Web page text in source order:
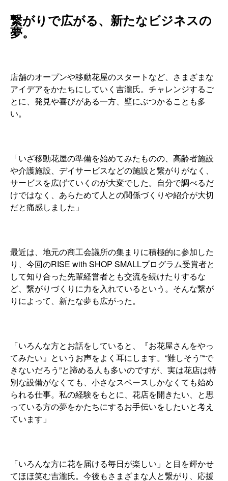
繋がりで広がる、新たなビジネスの
夢。
店舗のオープンや移動花屋のスタートなど、さまざまな
アイデアをかたちにしていく吉瀧氏。チャレンジするご
とに、発見や喜びがある一方、壁にぶつかることも多
い。
「いざ移動花屋の準備を始めてみたものの、高齢者施設
や介護施設、デイサービスなどの施設と繋がりがなく、
サービスを広げていくのが大変でした。自分で調べるだ
けではなく、あらためて人との関係づくりや紹介が大切
だと痛感しました」
最近は、地元の商工会議所の集まりに積極的に参加した
り、今回のRISE with SHOP SMALLプログラム受賞者と
して知り合った先輩経営者とも交流を続けたりするな
ど、繋がりづくりに力を入れているという。そんな繋が
りによって、新たな夢も広がった。
「いろんな方とお話をしていると、『お花屋さんをやっ
てみたい』というお声をよく耳にします。“難しそう”“で
きないだろう”と諦める人も多いのですが、実は花店は特
別な設備がなくても、小さなスペースしかなくても始め
られる仕事。私の経験をもとに、花店を開きたい、と思
っている方の夢をかたちにするお手伝いをしたいと考え
ています」
「いろんな方に花を届ける毎日が楽しい」と目を輝かせ
てほほ笑む吉瀧氏。今後もさまざまな人と繋がり、応援